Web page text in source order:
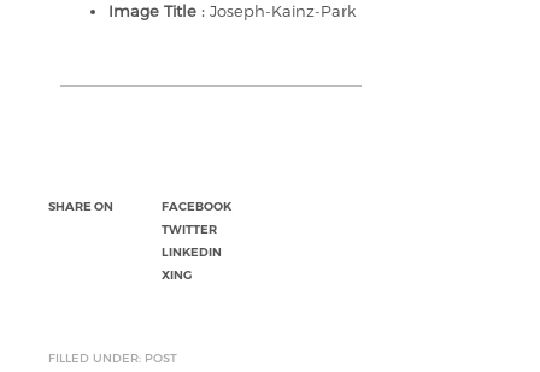
Image Title : Joseph-Kainz-Park
SHARE ON
FACEBOOK
TWITTER
LINKEDIN
XING
FILLED UNDER: POST